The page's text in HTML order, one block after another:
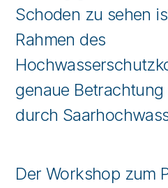
Schoden zu sehen
Rahmen des
genaue
durch
Der Workshop zum